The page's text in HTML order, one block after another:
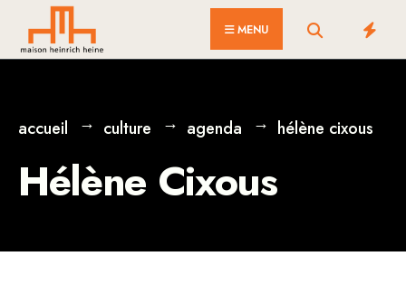
MENU
accueil culture agenda hélène cixous
Hélène Cixous